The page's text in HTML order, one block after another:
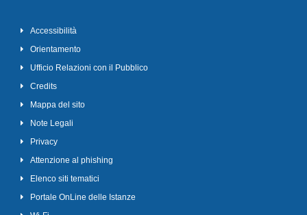
Accessibilità
Orientamento
Ufficio Relazioni con il Pubblico
Credits
Mappa del sito
Note Legali
Privacy
Attenzione al phishing
Elenco siti tematici
Portale OnLine delle Istanze